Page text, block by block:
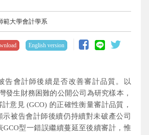
範大學會計學系
English version
告會計師後續是否改善審計品質。以
發生財務困難的公開公司為研究樣本，
意見 (GCO) 的正確性衡量審計品質，
示被告會計師後續仍持續對未破產公司
GCO型一錯誤繼續蔓延至後續審計，惟